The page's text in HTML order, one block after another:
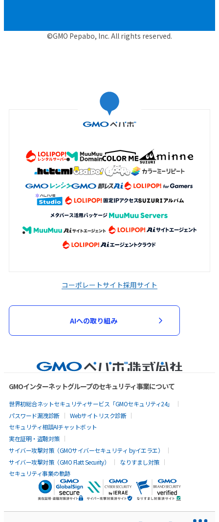
©GMO Pepabo, Inc. All rights reserved.
コーポレートサイト採用サイト
AIへの取り組み
GMOインターネットグループのセキュリティ事業について
世界初総合ネットセキュリティサービス「GMOセキュリティ24」
パスワード漏洩診断
Webサイトリスク診断
セキュリティ相談AIチャットボット
実在証明・盗聴対策
サイバー攻撃対策（GMOサイバーセキュリティ byイエラエ）
サイバー攻撃対策（GMO Flatt Security）
なりすまし対策
セキュリティ事業の軌跡